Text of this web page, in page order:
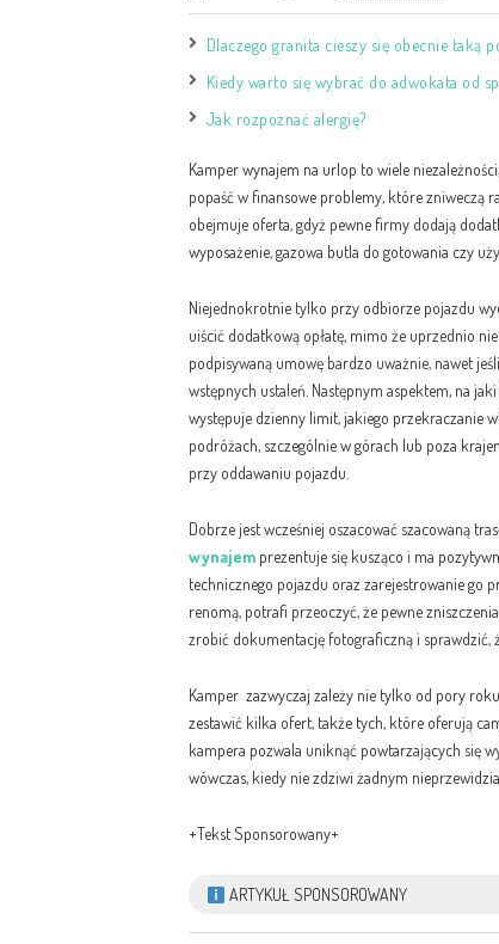
Dlaczego granita cieszy się obecnie taką
Kiedy warto się wybrać do adwokata od
Jak rozpoznać alergię?
Kamper wynajem na urlop to wiele
popaść w finansowe problemy, które zniweczą
obejmuje oferta, gdyż pewne firmy dodają
wyposażenie, gazowa butla do gotowania czy
Niejednokrotnie tylko przy odbiorze pojazdu
uiścić dodatkową opłatę, mimo że uprzednio
podpisywaną umowę bardzo uważnie, nawet
wstępnych ustaleń. Następnym aspektem, na
występuje dzienny limit, jakiego przekraczanie
podróżach, szczególnie w górach lub poza
przy oddawaniu pojazdu.
Dobrze jest wcześniej oszacować szacowaną
wynajemprezentuje się kusząco i ma
technicznego pojazdu oraz zarejestrowanie go
renomą, potrafi przeoczyć, że pewne
zrobić dokumentację fotograficzną i
Kamper zazwyczaj zależy nie tylko od pory
zestawić kilka ofert, także tych, które oferują
kampera pozwala uniknąć powtarzających się
wówczas, kiedy nie zdziwi żadnym
+Tekst Sponsorowany+
ARTYKUŁ SPONSOROWANY